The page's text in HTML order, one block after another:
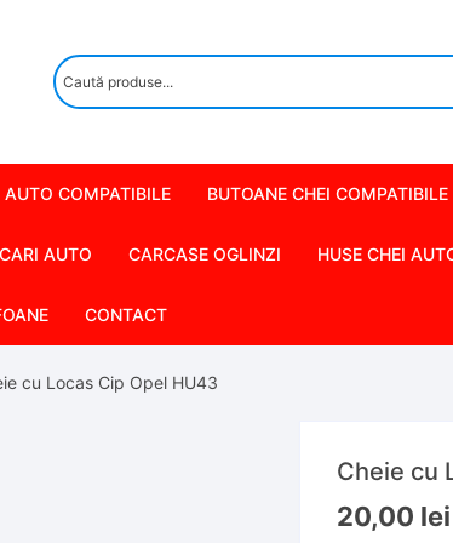
AUTO COMPATIBILE BUTOANE CHEI COMPATIBILE
AUTO CARCASE OGLINZI HUSE CHEI
CONTACT
cu Locas Cip Opel HU43
Cheie cu
20,00 lei